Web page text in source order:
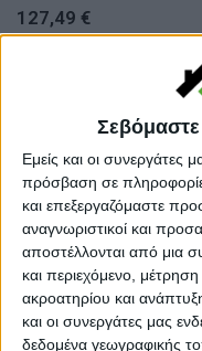
Σεβόμαστε
Εμείς και οι συνεργάτες
πρόσβαση σε
και επεξεργαζόμαστε
αναγνωριστικοί και
αποστέλλονται από μια
και περιεχόμενο,
ακροατηρίου και
και οι συνεργάτες μας
δεδομένα γεωγραφικής
160×200 εκ.
127,49 €
ΚΡΕΒΑΤΙ CAPRI HM312.05